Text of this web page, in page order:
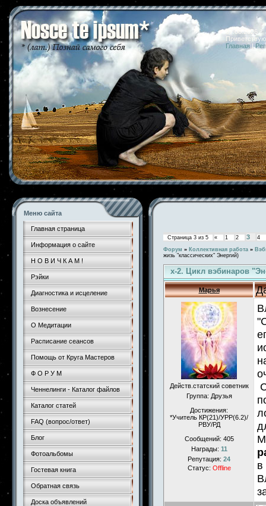
07.08.2026
Главная |
Меню сайта
Главная страница
Информация о сайте
Н О В И Ч К А М !
Рэйки
Диагностика и исцеление
Вознесение
О Медитации
Расписание сеансов
Помощь от Круга Мастеров
Ф О Р У М
Ченнелинги - Каталог файлов
Каталог статей
FAQ (вопрос/ответ)
Блог
Фотоальбомы
Гостевая книга
Обратная связь
Доска объявлений
Страница 3 из 5 « 1 2 3
4
Форум » Коллективная работа »
жизь "классических" Энергий)
x-2. Цикл вэбинаров
Марья
Действ.статский советник
Группа: Друзья
Достижения:
*Учитель КР(21)/УРР(6.2)/
РВУ/РД
Сообщений: 405
Награды: 11
Репутация: 24
Статус: Offline
в